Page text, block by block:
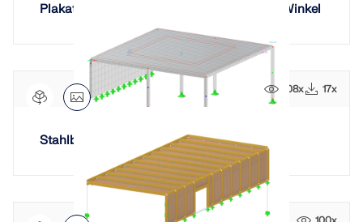
Plakatwandkonstruktion mit einstellbarem Winkel
108x 17x
Stahlbetondecke auf Wand und Stützen